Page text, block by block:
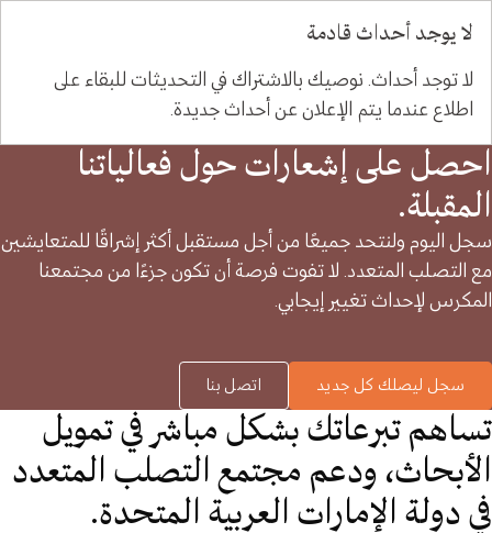
لا يوجد أحداث قادمة
لا توجد أحداث. نوصيك بالاشتراك في التحديثات للبقاء على
اطلاع عندما يتم الإعلان عن أحداث جديدة.
احصل على إشعارات حول فعالياتنا
المقبلة.
سجل اليوم ولنتحد جميعًا من أجل مستقبل أكثر إشراقًا للمتعايشين
مع التصلب المتعدد. لا تفوت فرصة أن تكون جزءًا من مجتمعنا
المكرس لإحداث تغيير إيجابي.
سجل ليصلك كل جديد اتصل بنا
تساهم تبرعاتك بشكل مباشر في تمويل
الأبحاث، ودعم مجتمع التصلب المتعدد
في دولة الإمارات العربية المتحدة.